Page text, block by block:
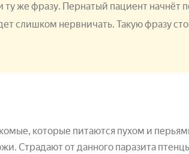
ту же фразу. Пернатый пациент начнёт
слишком нервничать. Такую фразу
которые питаются пухом и
Страдают от данного паразита